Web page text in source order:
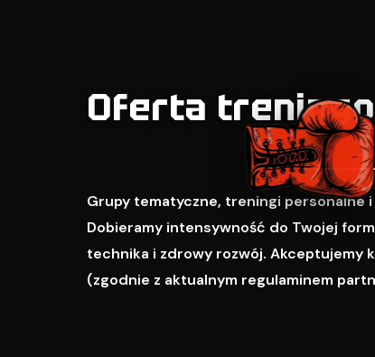
Oferta
Grupy tematyczne, treningi personalne
Dobieramy intensywność do Twojej
technika i zdrowy rozwój. Akceptujemy
(zgodnie z aktualnym regulaminem